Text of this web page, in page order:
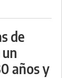
de
años y